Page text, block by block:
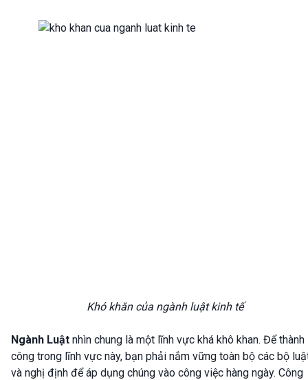
Khó khăn của ngành luật kinh tế
Ngành Luật nhìn chung là một lĩnh vực khá khô khan. Để thành
công trong lĩnh vực này, bạn phải nắm vững toàn bộ các bộ
và nghị định để áp dụng chúng vào công việc hàng ngày. Công